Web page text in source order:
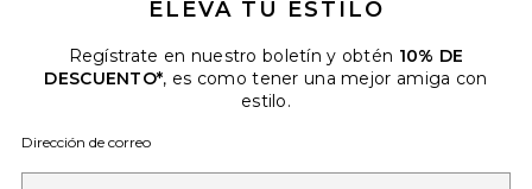
$395
ELEVA TU ESTILO
Regístrate en nuestro boletín y obtén 10% DE
DESCUENTO*, es como tener una mejor amiga con
estilo.
Dirección de correo